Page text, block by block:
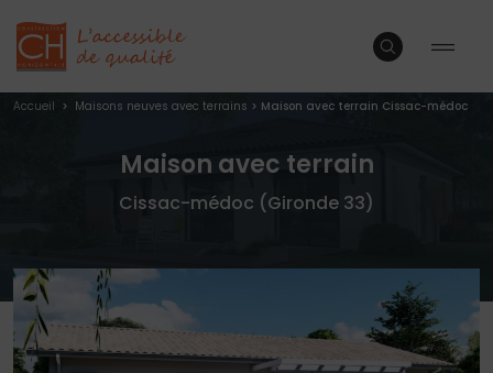
Accueil > Maisons neuves avec terrains > Maison avec terrain Cissac-médoc
Maison avec terrain
Cissac-médoc (Gironde 33)